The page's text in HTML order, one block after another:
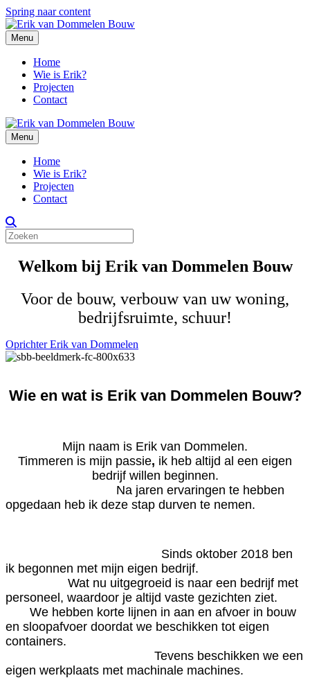
Spring naar content
Menu
Home
Wie is Erik?
Projecten
Contact
Menu
Home
Wie is Erik?
Projecten
Contact
Welkom bij Erik van Dommelen Bouw
Voor de bouw, verbouw van uw woning,
bedrijfsruimte, schuur!
Oprichter Erik van Dommelen
Wie en wat is Erik van Dommelen Bouw?
Mijn naam is Erik van Dommelen.
Timmeren is mijn passie, ik heb altijd al een eigen
bedrijf willen beginnen.
Na jaren ervaringen te hebben
opgedaan heb ik deze stap durven te nemen.
Sinds oktober 2018 ben
ik begonnen met mijn eigen bedrijf.
Wat nu uitgegroeid is naar een bedrijf met
personeel, waardoor je altijd vaste gezichten ziet.
We hebben korte lijnen in aan en afvoer in bouw
en sloopafvoer doordat we beschikken tot eigen
containers.
Tevens beschikken we een
eigen werkplaats met machinale machines.